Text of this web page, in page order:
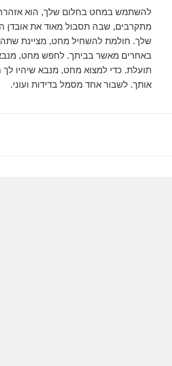
להשתמש במחט בחלום שלך, הוא אזהרה
מתקרבים, שבה תסבול מאוד את אובדן
שלך. חולמת להשחיל מחט, מציינת
באחרים מאשר בביתך. לחפש מחט,
תועלת. כדי למצוא מחט, מנבא שיהיו לך
אותך. לשבור אחד מסמל בדידות ועוני.